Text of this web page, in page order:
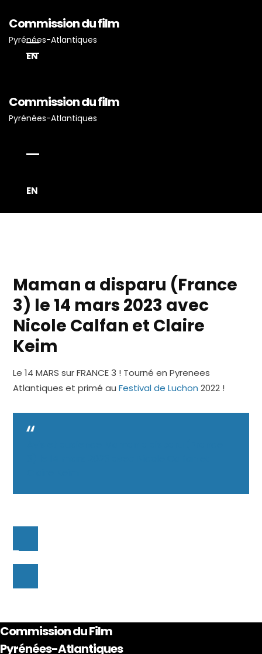
Commission du film
Pyrénées-Atlantiques
EN
Commission du film
Pyrénées-Atlantiques
EN
Accueil
Actualités
Maman a disparu (France
3) le 14 mars 2023 avec
Nicole Calfan et Claire
Keim
Le 14 MARS sur FRANCE 3 ! Tourné en Pyrenees
Atlantiques et primé auFestival de Luchon 2022 !
Commission du Film
Pyrénées-Atlantiques